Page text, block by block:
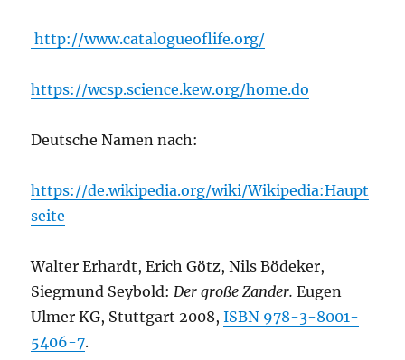
http://www.catalogueoflife.org/
https://wcsp.science.kew.org/home.do
Deutsche Namen nach:
https://de.wikipedia.org/wiki/Wikipedia:Haupt
seite
Walter Erhardt, Erich Götz, Nils Bödeker,
Siegmund Seybold: Der große Zander. Eugen
Ulmer KG, Stuttgart 2008,ISBN 978-3-8001-
5406-7.